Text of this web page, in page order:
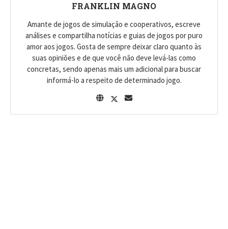
FRANKLIN MAGNO
Amante de jogos de simulação e cooperativos, escreve
análises e compartilha notícias e guias de jogos por puro
amor aos jogos. Gosta de sempre deixar claro quanto às
suas opiniões e de que você não deve levá-las como
concretas, sendo apenas mais um adicional para buscar
informá-lo a respeito de determinado jogo.